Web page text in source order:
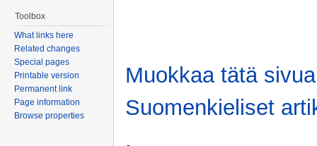
Muokkaa tätä sivua
Suomenkieliset
,
Toolbox
What links here
Related changes
Special pages
Printable version
Permanent link
Page information
Browse properties